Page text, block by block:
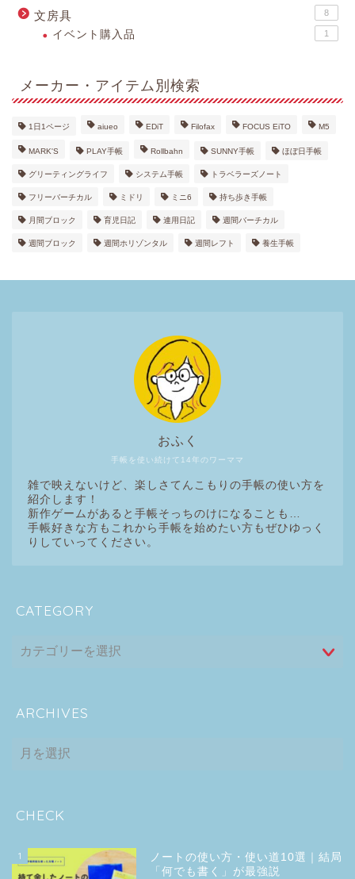
文房具 8
イベント購入品 1
メーカー・アイテム別検索
1日1ページ aiueo EDiT Filofax FOCUS EiTO M5
MARK'S PLAY手帳 Rollbahn SUNNY手帳 ほぼ日手帳
グリーティングライフ システム手帳 トラベラーズノート
フリーバーチカル ミドリ ミニ6 持ち歩き手帳
月間ブロック 育児日記 連用日記 週間バーチカル
週間ブロック 週間ホリゾンタル 週間レフト 養生手帳
手帳を使い続けて14年のワーママ
おふく
雑で映えないけど、楽しさてんこもりの手帳の使い方を
紹介します！
新作ゲームがあると手帳そっちのけになることも…
手帳好きな方もこれから手帳を始めたい方もぜひゆっく
りしていってください。
CATEGORY
ARCHIVES
CHECK
1
ノートの使い方・使い道10選｜結局
「何でも書く」が最強説